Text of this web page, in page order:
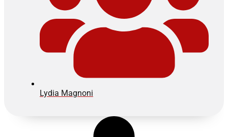
Lydia Magnoni